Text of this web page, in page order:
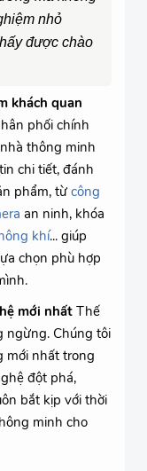
nhỏ
được chào
khách quan
phối chính
thông minh
chi tiết, đánh
phẩm, từ công
an ninh, khóa
khí... giúp
chọn phù hợp
mới nhất Thế
ngừng. Chúng tôi
mới nhất trong
đột phá,
bắt kịp với thời
minh cho